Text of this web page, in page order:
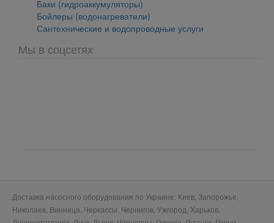
Баки (гидроаккумуляторы)
Бойлеры (водонагреватели)
Сантехнические и водопроводные услуги
Мы в соцсетях
Доставка насосного оборудования по Украине: Киев, Запорожье,
Николаев, Винница, Черкассы, Чернигов, Ужгород, Харьков,